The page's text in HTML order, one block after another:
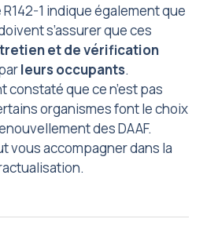
1 indique également que
s’assurer que ces
et de vérification
leurs occupants.
constaté que ce n’est pas
organismes font le choix
des DAAF.
vous accompagner dans la